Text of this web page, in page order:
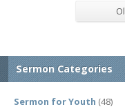
Sermon Categories
Sermon for Youth (48)